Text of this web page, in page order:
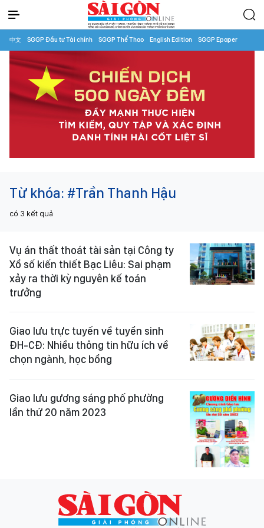
中文 SGGP Đầu tư Tài chính SGGP Thể Thao English Edition SGGP Epaper
Từ khóa: #Trần Thanh Hậu
có 3 kết quả
Vụ án thất thoát tài sản tại Công ty
Xổ số kiến thiết Bạc Liêu: Sai phạm
xảy ra thời kỳ nguyên kế toán
trưởng
Giao lưu trực tuyến về tuyển sinh
ĐH-CĐ: Nhiều thông tin hữu ích về
chọn ngành, học bổng
Giao lưu gương sáng phố phường
lần thứ 20 năm 2023